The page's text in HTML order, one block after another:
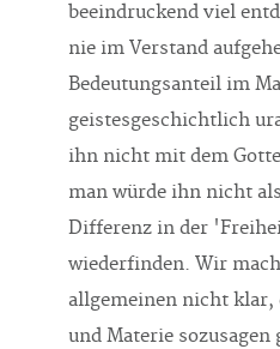
beeindruckend viel
nie im Verstand
Bedeutungsanteil im
geistesgeschichtlich
ihn nicht mit dem
man würde ihn nicht
Differenz in der
wiederfinden. Wir
allgemeinen nicht klar,
und Materie